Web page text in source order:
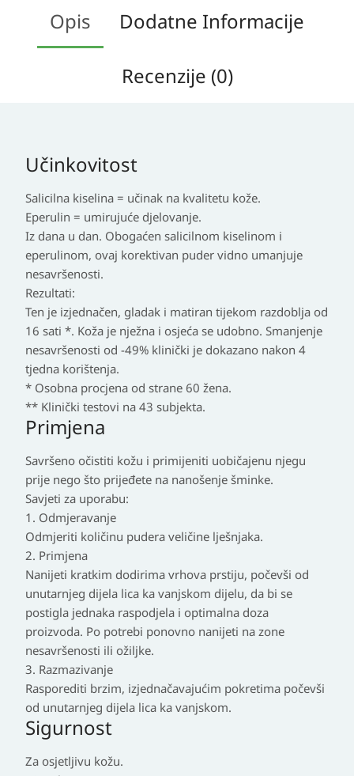
Opis Dodatne Informacije
Recenzije (0)
Učinkovitost
Salicilna kiselina = učinak na kvalitetu kože.
Eperulin = umirujuće djelovanje.
Iz dana u dan. Obogaćen salicilnom kiselinom i
eperulinom, ovaj korektivan puder vidno umanjuje
nesavršenosti.
Rezultati:
Ten je izjednačen, gladak i matiran tijekom razdoblja od
16 sati *. Koža je nježna i osjeća se udobno. Smanjenje
nesavršenosti od -49% klinički je dokazano nakon 4
tjedna korištenja.
* Osobna procjena od strane 60 žena.
** Klinički testovi na 43 subjekta.
Primjena
Savršeno očistiti kožu i primijeniti uobičajenu njegu
prije nego što prijeđete na nanošenje šminke.
Savjeti za uporabu:
1. Odmjeravanje
Odmjeriti količinu pudera veličine lješnjaka.
2. Primjena
Nanijeti kratkim dodirima vrhova prstiju, počevši od
unutarnjeg dijela lica ka vanjskom dijelu, da bi se
postigla jednaka raspodjela i optimalna doza
proizvoda. Po potrebi ponovno nanijeti na zone
nesavršenosti ili ožiljke.
3. Razmazivanje
Rasporediti brzim, izjednačavajućim pokretima počevši
od unutarnjeg dijela lica ka vanjskom.
Sigurnost
Za osjetljivu kožu.